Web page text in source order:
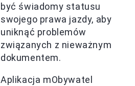
być świadomy statusu
swojego prawa jazdy, aby
uniknąć problemów
związanych z nieważnym
dokumentem.
Aplikacja mObywatel